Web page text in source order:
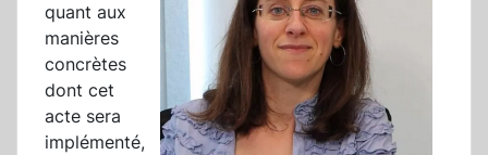
quant aux
manières
concrètes
dont cet
acte sera
implémenté,